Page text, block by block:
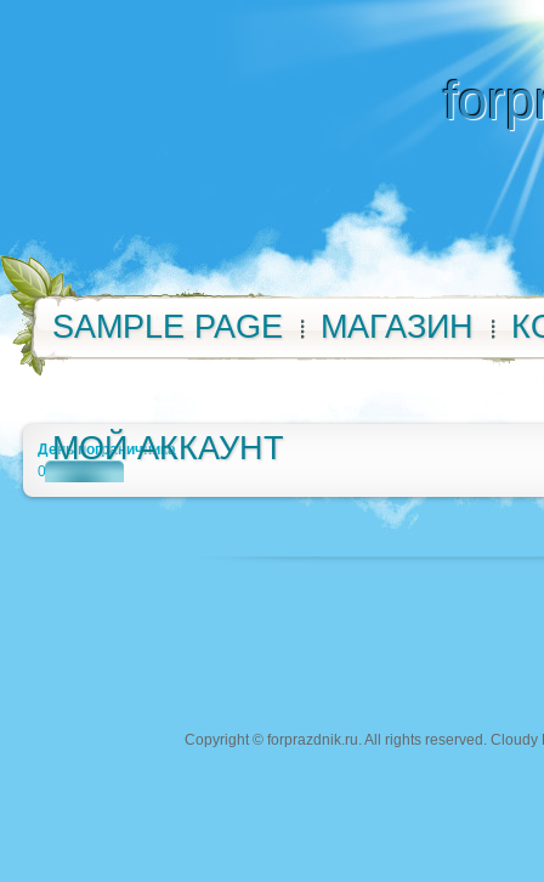
SAMPLE PAGE МАГАЗИН
МОЙ АККАУНТ
День пограничника
0
Copyright © forprazdnik.ru. All rights reserved.